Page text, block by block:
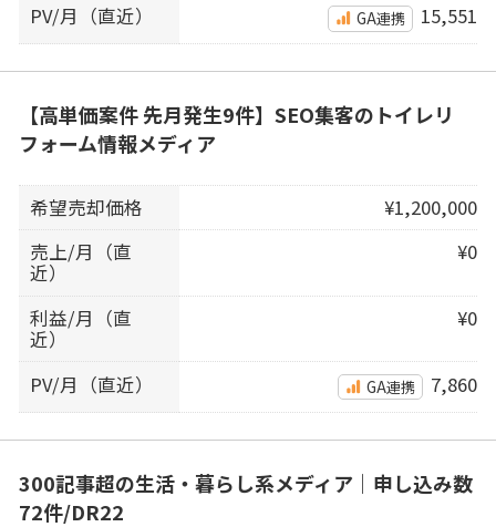
PV/月（直近） GA連携 15,551
【高単価案件 先月発生9件】SEO集客のトイレリ
フォーム情報メディア
希望売却価格
¥1,200,000
売上/月（直
近）
¥0
利益/月（直
近）
¥0
PV/月（直近） GA連携 7,860
300記事超の生活・暮らし系メディア｜申し込み数
72件/DR22